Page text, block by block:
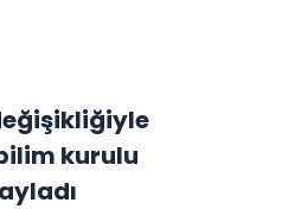
kurulu